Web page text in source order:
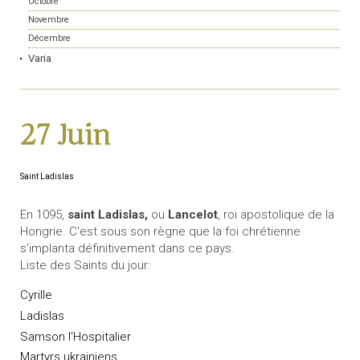
Novembre
Décembre
Varia
27 Juin
Saint Ladislas
En 1095, saint Ladislas, ou Lancelot, roi apostolique de la
Hongrie. C'est sous son règne que la foi chrétienne
s'implanta définitivement dans ce pays.
Liste des Saints du jour:
Cyrille
Ladislas
Samson l'Hospitalier
Martyrs ukrainiens